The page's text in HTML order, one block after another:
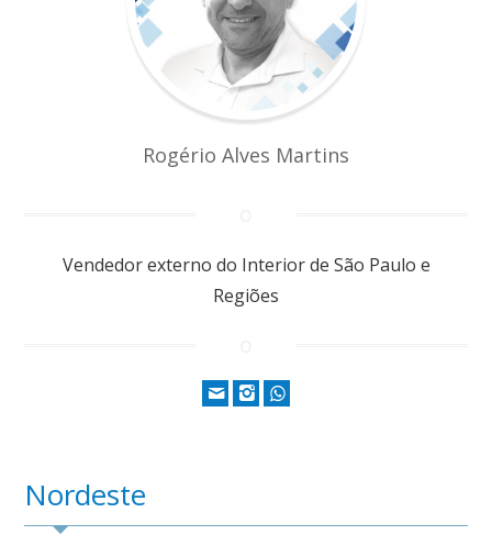
Rogério Alves Martins
Vendedor externo do Interior de São Paulo e
Regiões
Nordeste